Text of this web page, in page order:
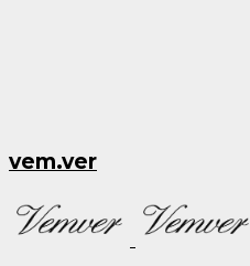
vem.ver